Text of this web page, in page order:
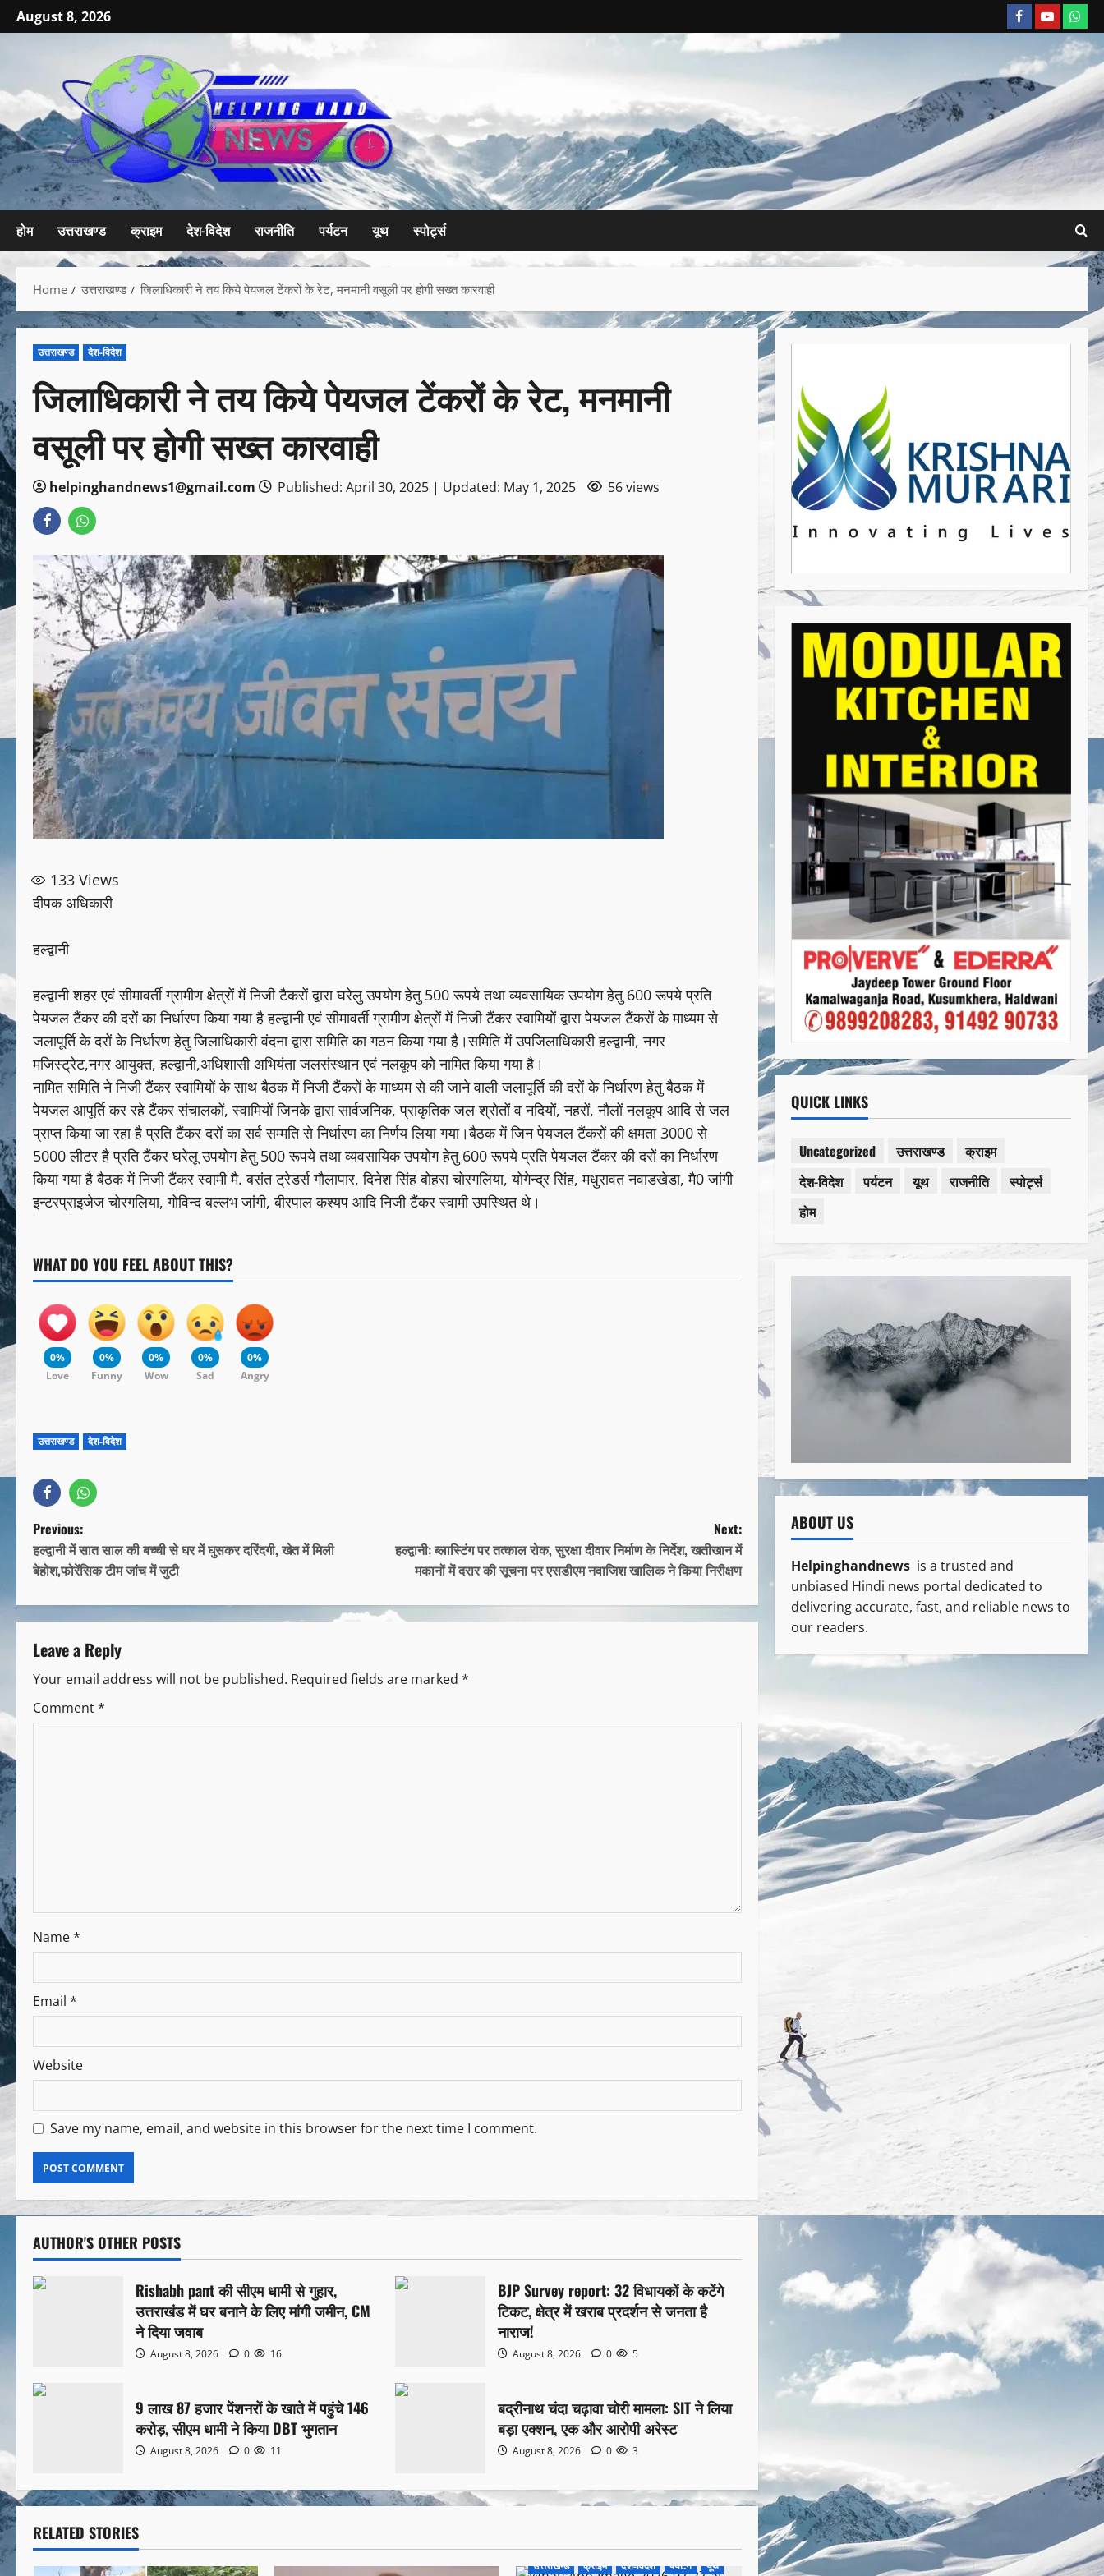
August 8, 2026
होम उत्तराखण्ड क्राइम देश-विदेश राजनीति पर्यटन यूथ स्पोर्ट्स
Home उत्तराखण्ड जिलाधिकारी ने तय किये पेयजल टेंकरों के रेट, मनमानी वसूली पर होगी सख्त कारवाही
उत्तराखण्ड देश-विदेश
जिलाधिकारी ने तय किये पेयजल टेंकरों के रेट, मनमानी
वसूली पर होगी सख्त कारवाही
helpinghandnews1@gmail.com Published: April 30, 2025 | Updated: May 1, 2025 56 views
133 Views
दीपक अधिकारी
हल्द्वानी
हल्द्वानी शहर एवं सीमावर्ती ग्रामीण क्षेत्रों में निजी टैकरों द्वारा घरेलु उपयोग हेतु 500 रूपये तथा व्यवसायिक उपयोग हेतु 600 रूपये प्रति
पेयजल टैंकर की दरों का निर्धारण किया गया है हल्द्वानी एवं सीमावर्ती ग्रामीण क्षेत्रों में निजी टैंकर स्वामियों द्वारा पेयजल टैंकरों के माध्यम से
जलापूर्ति के दरों के निर्धारण हेतु जिलाधिकारी वंदना द्वारा समिति का गठन किया गया है।समिति में उपजिलाधिकारी हल्द्वानी, नगर
मजिस्ट्रेट,नगर आयुक्त, हल्द्वानी,अधिशासी अभियंता जलसंस्थान एवं नलकूप को नामित किया गया है।
नामित समिति ने निजी टैंकर स्वामियों के साथ बैठक में निजी टैंकरों के माध्यम से की जाने वाली जलापूर्ति की दरों के निर्धारण हेतु बैठक में
पेयजल आपूर्ति कर रहे टैंकर संचालकों, स्वामियों जिनके द्वारा सार्वजनिक, प्राकृतिक जल श्रोतों व नदियों, नहरों, नौलों नलकूप आदि से जल
प्राप्त किया जा रहा है प्रति टैंकर दरों का सर्व सम्मति से निर्धारण का निर्णय लिया गया।बैठक में जिन पेयजल टैंकरों की क्षमता 3000 से
5000 लीटर है प्रति टैंकर घरेलू उपयोग हेतु 500 रूपये तथा व्यवसायिक उपयोग हेतु 600 रूपये प्रति पेयजल टैंकर की दरों का निर्धारण
किया गया है बैठक में निजी टैंकर स्वामी मै. बसंत ट्रेडर्स गौलापार, दिनेश सिंह बोहरा चोरगलिया, योगेन्द्र सिंह, मधुरावत नवाडखेडा, मै0 जांगी
इन्टरप्राइजेज चोरगलिया, गोविन्द बल्लभ जांगी, बीरपाल कश्यप आदि निजी टैंकर स्वामी उपस्थित थे।
WHAT DO YOU FEEL ABOUT THIS?
0%
Love
0%
Funny
0%
Wow
0%
Sad
0%
Angry
उत्तराखण्ड देश-विदेश
Previous:
हल्द्वानी में सात साल की बच्ची से घर में घुसकर दरिंदगी, खेत में मिली
बेहोश,फोरेंसिक टीम जांच में जुटी
Next:
हल्द्वानी: ब्लास्टिंग पर तत्काल रोक, सुरक्षा दीवार निर्माण के निर्देश, खतीखान में
मकानों में दरार की सूचना पर एसडीएम नवाजिश खालिक ने किया निरीक्षण
Leave a Reply
Your email address will not be published. Required fields are marked *
Comment*
Name*
Email *
Website
Save my name, email, and website in this browser for the next time I comment.
AUTHOR'S OTHER POSTS
Rishabh pant की सीएम धामी से गुहार,
उत्तराखंड में घर बनाने के लिए मांगी जमीन, CM
ने दिया जवाब
August 8, 2026 0 16
BJP Survey report: 32 विधायकों के कटेंगे
टिकट, क्षेत्र में खराब प्रदर्शन से जनता है
नाराज!
August 8, 2026 0 5
9 लाख 87 हजार पेंशनरों के खाते में पहुंचे 146
करोड़, सीएम धामी ने किया DBT भुगतान
August 8, 2026 0 11
बद्रीनाथ चंदा चढ़ावा चोरी मामला: SIT ने लिया
बड़ा एक्शन, एक और आरोपी अरेस्ट
August 8, 2026 0 3
RELATED STORIES
उत्तराखण्ड क्राइम देश-विदेश पर्यटन यूथ
QUICK LINKS
Uncategorized उत्तराखण्ड
क्राइम
देश-विदेश
पर्यटन यूथ राजनीति
स्पोर्ट्स
होम
ABOUT US
Helpinghandnews is a trusted and
unbiased Hindi news portal dedicated to
delivering accurate, fast, and reliable news to
our readers.